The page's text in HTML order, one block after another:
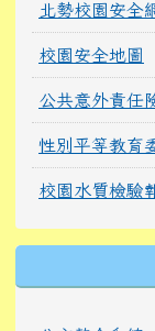
北勢校園安全
校園安全地圖
公共意外責任
性別平等教育
校園水質檢驗